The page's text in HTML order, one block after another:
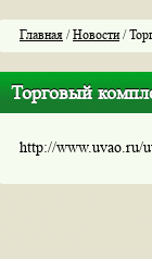
Главная /Новости/
Торговый
http://www.uvao.ru/